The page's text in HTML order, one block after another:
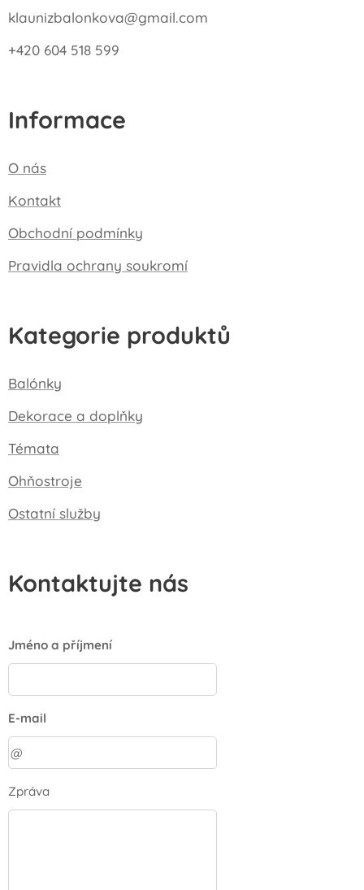
klaunizbalonkova@gmail.com
+420 604 518 599
Informace
O nás
Kontakt
Obchodní podmínky
Pravidla ochrany soukromí
Kategorie produktů
Balónky
Dekorace a doplňky
Témata
Ohňostroje
Ostatní služby
Kontaktujte nás
Jméno a příjmení
E-mail
Zpráva